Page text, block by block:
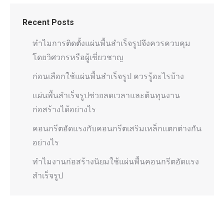
Recent Posts
ทำไมการติดตั้งแผ่นพื้นสำเร็จรูปจึงควรควบคุม
โดยวิศวกรหรือผู้เชี่ยวชาญ
ก่อนเลือกใช้แผ่นพื้นสำเร็จรูป ควรรู้อะไรบ้าง
แผ่นพื้นสำเร็จรูปช่วยลดเวลาและต้นทุนงาน
ก่อสร้างได้อย่างไร
คอนกรีตอัดแรงกับคอนกรีตเสริมเหล็กแตกต่างกัน
อย่างไร
ทำไมงานก่อสร้างนิยมใช้แผ่นพื้นคอนกรีตอัดแรง
สำเร็จรูป